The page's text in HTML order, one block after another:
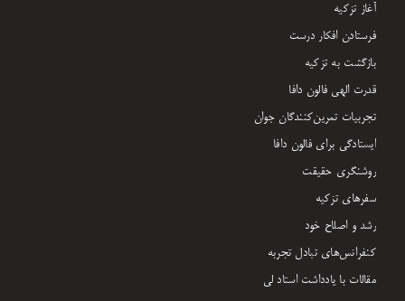
آغاز تزکیه
فرستادن افکار درست
بازگشت به تزکیه
قدرت الهی فالون دافا
تجربیات تمرین‌کنندگان جوان
ایستادگی برای فالون دافا
روشنگری حقیقت
سفرهای تزکیه
رشد و اصلاح خود
کنفرانس‌های تبادل تجربه
مقالات با یادداشت‌ استاد لی